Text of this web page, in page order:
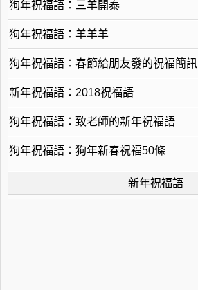
狗年祝福語：三羊開泰
狗年祝福語：羊羊羊
狗年祝福語：春節給朋友發的祝福簡訊
新年祝福語：2018祝福語
狗年祝福語：致老師的新年祝福語
狗年祝福語：狗年新春祝福50條
新年祝福語